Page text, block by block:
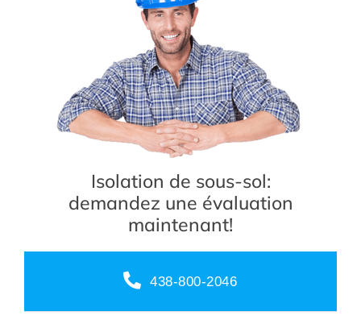
Isolation de sous-sol:
demandez une évaluation
maintenant!
438-800-2046